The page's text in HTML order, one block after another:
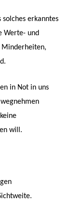
erkanntes
Werte- und
Minderheiten,
in Not in uns
will.